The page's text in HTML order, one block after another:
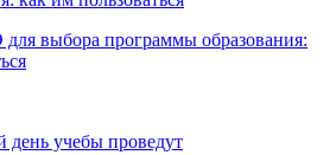
выбора программы образования: